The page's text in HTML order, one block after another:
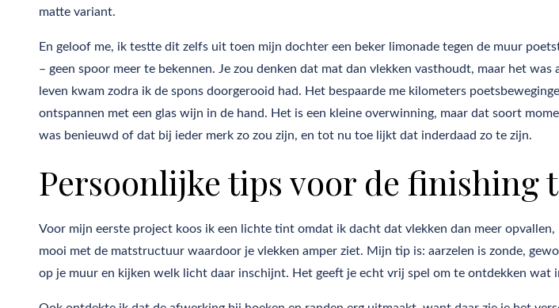
matte variant.
En geloof me, ik testte dit zelfs uit toen mijn dochter een beker limonade tegen de muur
– geen spoor meer te bekennen. Je zou denken dat mat dan vlekken vasthoudt, maar het
leven kwam zodra ik de spons doorgerooid had. Het bespaarde me kilometers
ontspannen met een glas wijn in de hand. Het is een kleine overwinning, maar dat soort
was benieuwd of dat bij ieder merk zo zou zijn, en tot nu toe lijkt dat inderdaad zo te zijn.
Persoonlijke tips voor de finishing
Voor mijn eerste project koos ik een lichte tint omdat ik dacht dat vlekken dan meer
mooi met de matstructuur waardoor je vlekken amper ziet. Mijn tip is: aarzelen is zonde,
op je muur en kijken welk licht daar inschijnt. Het geeft je echt vrij spel om te ontdekken wat